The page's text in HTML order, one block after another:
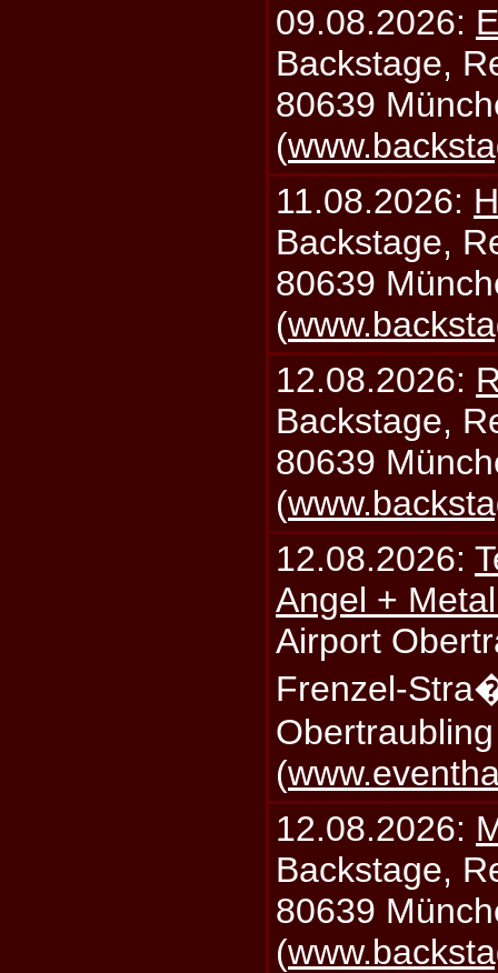
09.08.2026:
Backstage,
80639
(
11.08.2026:
Backstage,
80639
(
12.08.2026:
Backstage,
80639
(
12.08.2026:
Angel +
Airport
Frenzel-
(
12.08.2026:
Backstage,
80639
(